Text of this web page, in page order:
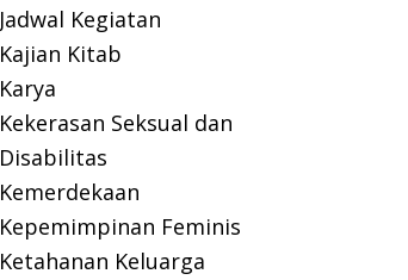
Jadwal Kegiatan
Kajian Kitab
Karya
Kekerasan Seksual dan
Disabilitas
Kemerdekaan
Kepemimpinan Feminis
Ketahanan Keluarga